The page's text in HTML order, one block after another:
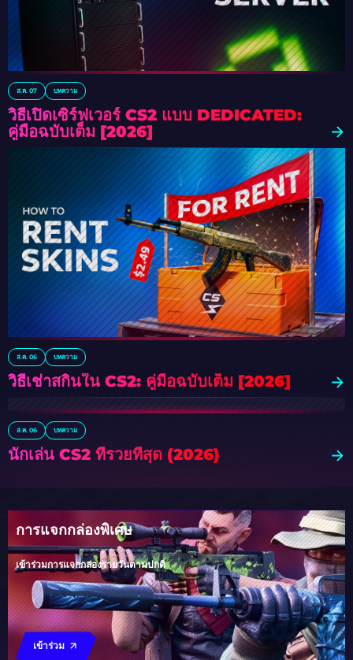
ส.ค. 07 บทความ
วิธีเปิดเซิร์ฟเวอร์ CS2 แบบ DEDICATED:
คู่มือฉบับเต็ม [2026]
ส.ค. 06 บทความ
วิธีเช่าสกินใน CS2: คู่มือฉบับเต็ม [2026]
ส.ค. 06 บทความ
นักเล่น CS2 ที่รวยที่สุด (2026)
การแจกกล่องพิเศษ
เข้าร่วมการแจกกล่องรายวันตามปกติ
เข้าร่วม